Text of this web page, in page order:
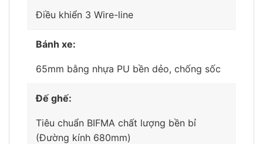
Điều khiển 3 Wire-line
Bánh xe:
65mm bằng nhựa PU bền dẻo, chống sốc
Đế ghế:
Tiêu chuẩn BIFMA chất lượng bền bỉ
(Đường kính 680mm)